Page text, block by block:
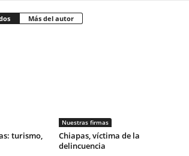
Más del autor
turismo,
Nuestras firmas
Chiapas, víctima de la
delincuencia